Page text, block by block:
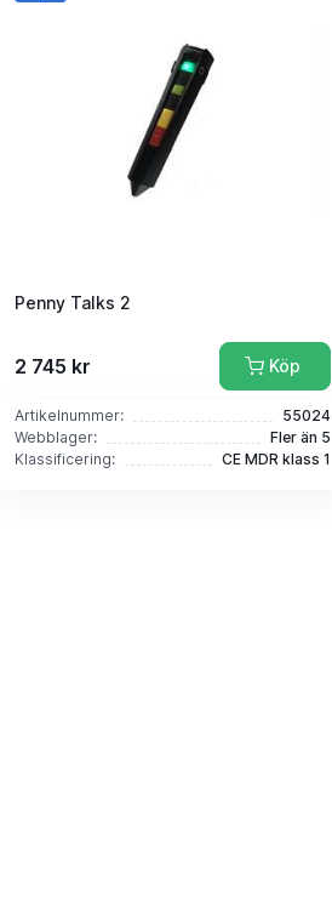
Penny Talks 2
2 745 kr Köp
Artikelnummer:
55024
Webblager:
Fler än 5
Klassificering:
CE MDR klass 1